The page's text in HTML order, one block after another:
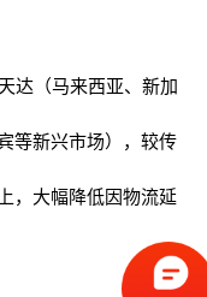
达（马来西亚、新加
等新兴市场），较传
，大幅降低因物流延